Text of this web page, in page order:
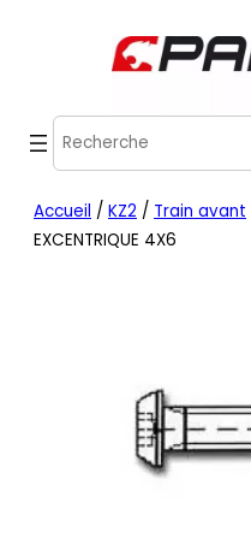
Recherche
Accueil / KZ2 / Train avant
EXCENTRIQUE 4X6